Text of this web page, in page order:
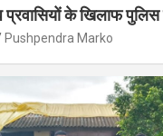
के खिलाफ पुलिस
Pushpendra Marko